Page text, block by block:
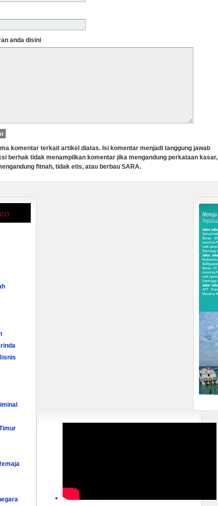
anda disini
komentar terkait artikel diatas. Isi komentar menjadi tanggung jawab
berhak tidak menampilkan komentar jika mengandung perkataan kasar,
fitnah, tidak etis, atau berbau SARA.